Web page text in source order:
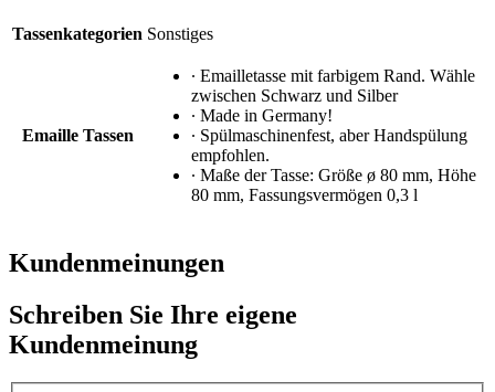
Tassenkategorien Sonstiges
Emaille Tassen
∙ Emailletasse mit farbigem Rand. Wähle
zwischen Schwarz und Silber
∙ Made in Germany!
∙ Spülmaschinenfest, aber Handspülung
empfohlen.
∙ Maße der Tasse: Größe ø 80 mm, Höhe
80 mm, Fassungsvermögen 0,3 l
Kundenmeinungen
Schreiben Sie Ihre eigene
Kundenmeinung